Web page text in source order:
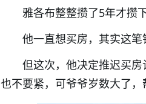
雅各布整整攒了5年才攒
他一直想买房，其实这笔
但这次，他决定推迟买
也不要紧，可爷爷岁数大了，